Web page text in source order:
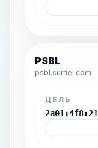
PSBL
psbl.surriel.com
ЦЕЛЬ